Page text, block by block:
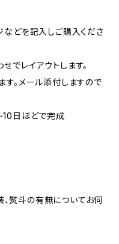
などを記入しご購入くださ
でレイアウトします。
す。メール添付しますので
10日ほどで完成
熨斗の有無についてお伺